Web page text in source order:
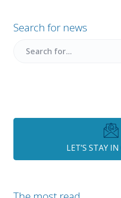
Search for news
LET’S STAY IN